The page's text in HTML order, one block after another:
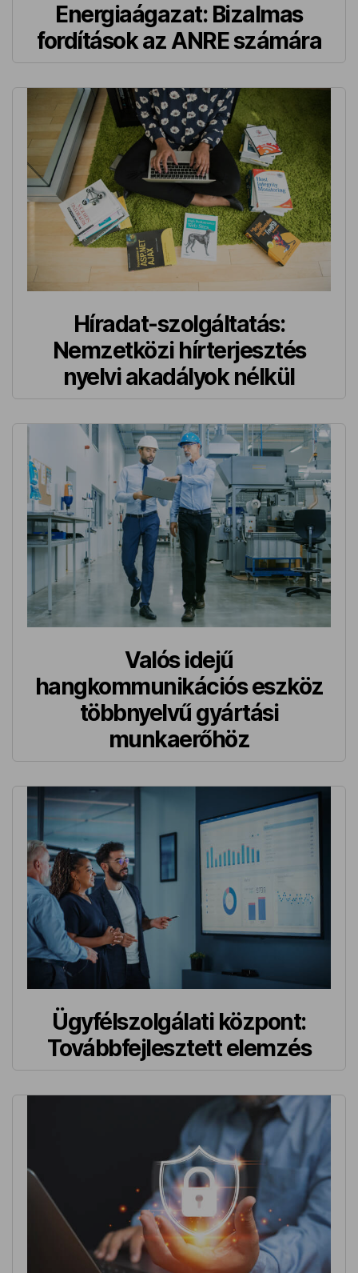
Energiaágazat: Bizalmas
fordítások az ANRE számára
Híradat-szolgáltatás:
Nemzetközi hírterjesztés
nyelvi akadályok nélkül
Valós idejű
hangkommunikációs eszköz
többnyelvű gyártási
munkaerőhöz
Ügyfélszolgálati központ:
Továbbfejlesztett elemzés